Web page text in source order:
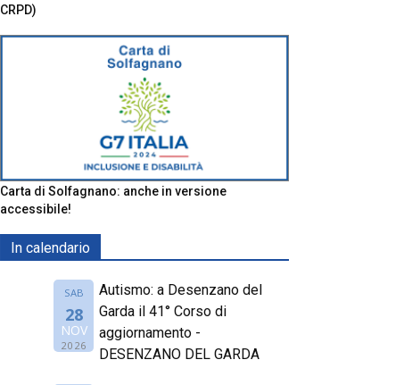
CRPD)
Carta di Solfagnano: anche in versione
accessibile!
In calendario
SAB
28
NOV
2026
Autismo: a Desenzano del
Garda il 41° Corso di
aggiornamento -
DESENZANO DEL GARDA